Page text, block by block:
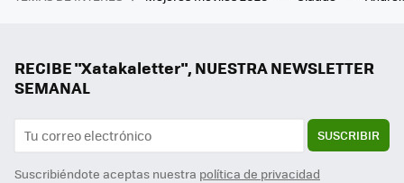
RECIBE "Xatakaletter", NUESTRA NEWSLETTER
SEMANAL
SUSCRIBIR
Suscribiéndote aceptas nuestra política de privacidad